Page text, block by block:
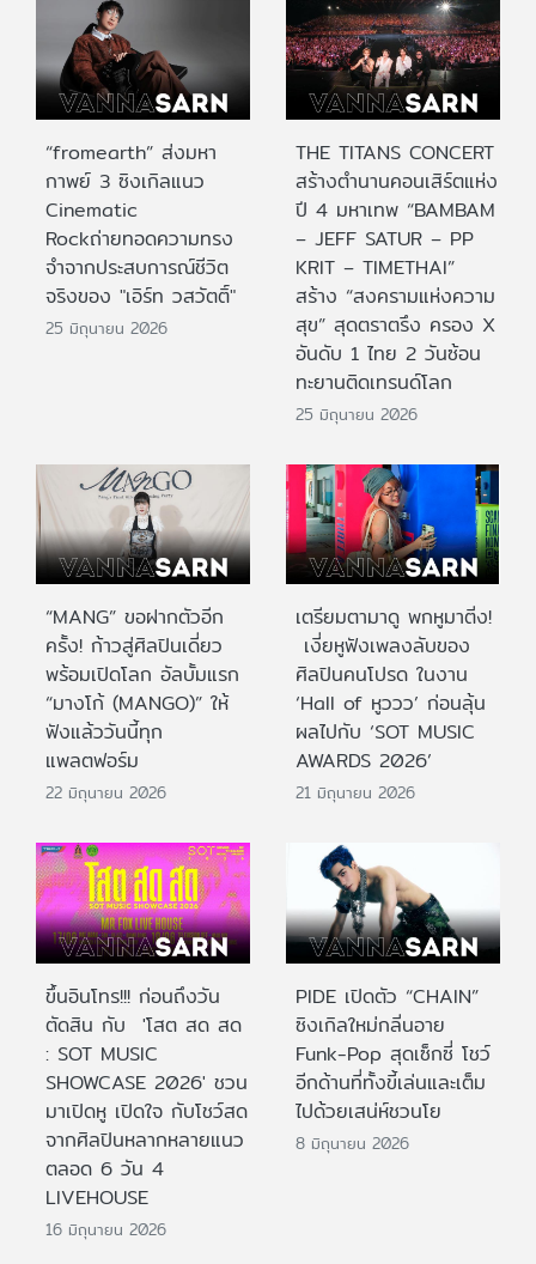
“fromearth” ส่งมหา
กาพย์ 3 ซิงเกิลแนว
Cinematic
Rockถ่ายทอดความทรง
จำจากประสบการณ์ชีวิต
จริงของ "เอิร์ท วสวัตติ์"
25 มิถุนายน 2026
THE TITANS CONCERT
สร้างตำนานคอนเสิร์ตแห่ง
ปี 4 มหาเทพ “BAMBAM
– JEFF SATUR – PP
KRIT – TIMETHAI”
สร้าง “สงครามแห่งความ
สุข” สุดตราตรึง ครอง X
อันดับ 1 ไทย 2 วันซ้อน
ทะยานติดเทรนด์โลก
25 มิถุนายน 2026
“MANG” ขอฝากตัวอีก
ครั้ง! ก้าวสู่ศิลปินเดี่ยว
พร้อมเปิดโลก อัลบั้มแรก
“มางโก้ (MANGO)” ให้
ฟังแล้ววันนี้ทุก
แพลตฟอร์ม
22 มิถุนายน 2026
เตรียมตามาดู พกหูมาติ่ง!
เงี่ยหูฟังเพลงลับของ
ศิลปินคนโปรด ในงาน
‘Hall of หูววว’ ก่อนลุ้น
ผลไปกับ ‘SOT MUSIC
AWARDS 2026’
21 มิถุนายน 2026
ขึ้นอินโทร!!! ก่อนถึงวัน
ตัดสิน กับ 'โสต สด สด
: SOT MUSIC
SHOWCASE 2026' ชวน
มาเปิดหู เปิดใจ กับโชว์สด
จากศิลปินหลากหลายแนว
ตลอด 6 วัน 4
LIVEHOUSE
16 มิถุนายน 2026
PIDE เปิดตัว “CHAIN”
ซิงเกิลใหม่กลิ่นอาย
Funk-Pop สุดเซ็กซี่ โชว์
อีกด้านที่ทั้งขี้เล่นและเต็ม
ไปด้วยเสน่ห์ชวนโย
8 มิถุนายน 2026